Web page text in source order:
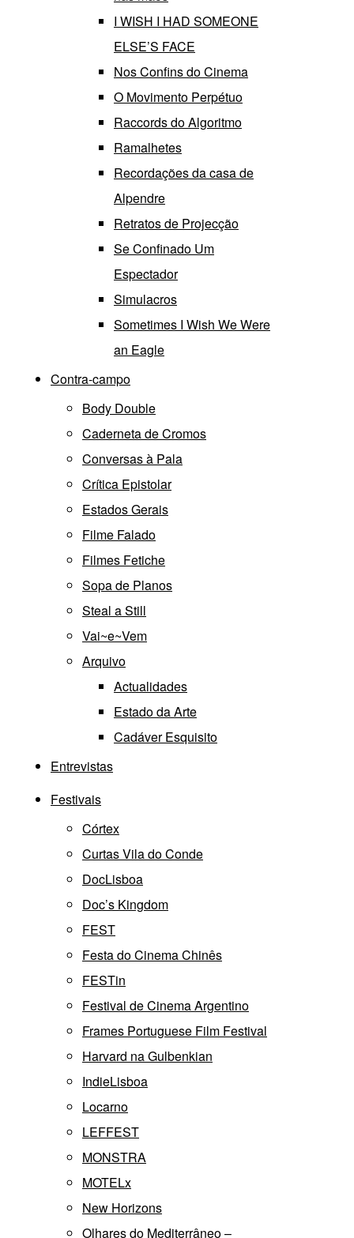
I WISH I HAD SOMEONE
ELSE’S FACE
Nos Confins do Cinema
O Movimento Perpétuo
Raccords do Algoritmo
Ramalhetes
Recordações da casa de
Alpendre
Retratos de Projecção
Se Confinado Um
Espectador
Simulacros
Sometimes I Wish We Were
an Eagle
Contra-campo
Body Double
Caderneta de Cromos
Conversas à Pala
Crítica Epistolar
Estados Gerais
Filme Falado
Filmes Fetiche
Sopa de Planos
Steal a Still
Vai~e~Vem
Arquivo
Actualidades
Estado da Arte
Cadáver Esquisito
Entrevistas
Festivais
Córtex
Curtas Vila do Conde
DocLisboa
Doc’s Kingdom
FEST
Festa do Cinema Chinês
FESTin
Festival de Cinema Argentino
Frames Portuguese Film Festival
Harvard na Gulbenkian
IndieLisboa
Locarno
LEFFEST
MONSTRA
MOTELx
New Horizons
Olhares do Mediterrâneo –